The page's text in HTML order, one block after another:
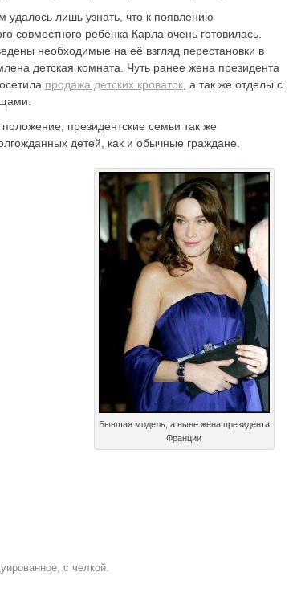
удалось лишь узнать, что к появлению
совместного ребёнка Карла очень готовилась.
необходимые на её взгляд перестановки в
детская комната. Чуть ранее жена президента
продажа детских кроваток, а так же отделы с
президентские семьи так же
детей, как и обычные граждане.
Бывшая модель, а ныне жена президента
Франции
с челкой.